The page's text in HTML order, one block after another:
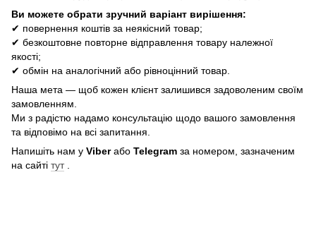
Ви можете обрати зручний варіант вирішення:
✔ повернення коштів за неякісний товар;
✔ безкоштовне повторне відправлення товару належної
якості;
✔ обмін на аналогічний або рівноцінний товар.
Наша мета — щоб кожен клієнт залишився задоволеним своїм
замовленням.
Ми з радістю надамо консультацію щодо вашого замовлення
та відповімо на всі запитання.
Напишіть нам у Viberабо Telegram за номером, зазначеним
на сайті тут.